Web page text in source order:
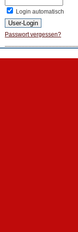
Login automatisch
Passwort vergessen?